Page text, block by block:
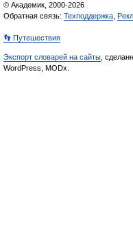
© Академик, 2000-2026
Обратная связь: Техподдержка
👣 Путешествия
Экспорт словарей на сайты ,
WordPress, MODx.